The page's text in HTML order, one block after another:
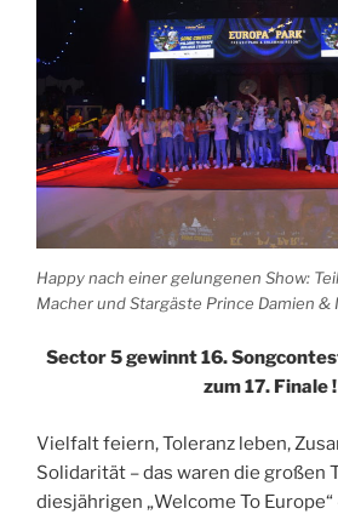
Happy nach einer gelungenen Show:
Macher und Stargäste Prince Damien &
Sector 5 gewinnt16.
zum 17. Finale !
Vielfalt feiern, Toleranz leben,
Solidarität – das waren die großen
diesjährigen „Welcome To